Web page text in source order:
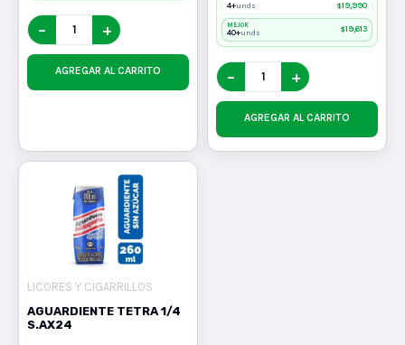
− +
AGREGAR AL CARRITO
4+unds $19,990
MEJOR
40+unds $19,613
− +
AGREGAR AL CARRITO
LICORES Y CIGARRILLOS
AGUARDIENTE TETRA 1/4
S.AX24